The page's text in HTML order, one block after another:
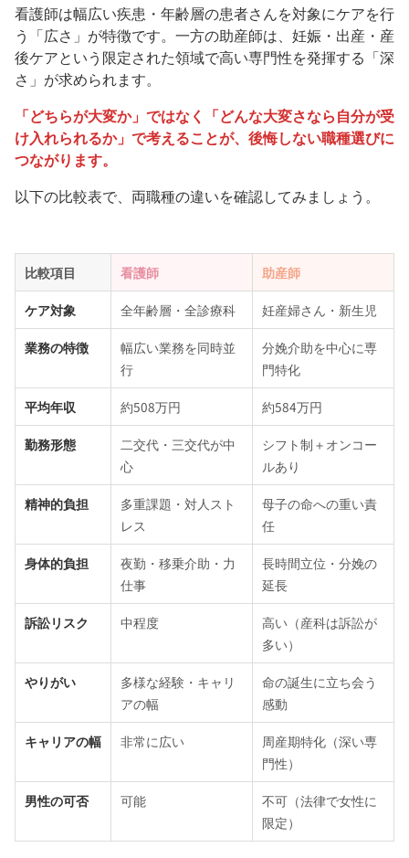
看護師は幅広い疾患・年齢層の患者さんを対象にケアを行
う「広さ」が特徴です。一方の助産師は、妊娠・出産・産
後ケアという限定された領域で高い専門性を発揮する「深
さ」が求められます。
「どちらが大変か」ではなく「どんな大変さなら自分が受
け入れられるか」で考えることが、後悔しない職種選びに
つながります。
以下の比較表で、両職種の違いを確認してみましょう。
比較項目 看護師 助産師
ケア対象 全年齢層・全診療科 妊産婦さん・新生児
業務の特徴
幅広い業務を同時並
行
分娩介助を中心に専
門特化
平均年収 約508万円 約584万円
勤務形態
二交代・三交代が中
心
シフト制＋オンコー
ルあり
精神的負担
多重課題・対人スト
レス
母子の命への重い責
任
身体的負担
夜勤・移乗介助・力
仕事
長時間立位・分娩の
延長
訴訟リスク 中程度
高い（産科は訴訟が
多い）
やりがい
多様な経験・キャリ
アの幅
命の誕生に立ち会う
感動
キャリアの幅 非常に広い
周産期特化（深い専
門性）
男性の可否 可能
不可（法律で女性に
限定）